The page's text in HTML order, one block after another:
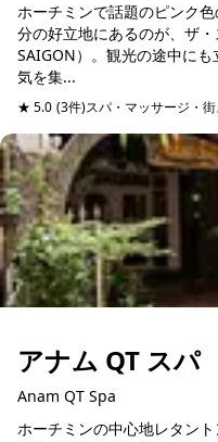
ホーチミンで話題のピンク
分の好立地にあるのが、ザ
SAIGON）。観光の途中に
気を集...
★ 5.0 (3件)スパ・マッサージ・
アナム QT スパ
Anam QT Spa
ホーチミンの中心地レタン